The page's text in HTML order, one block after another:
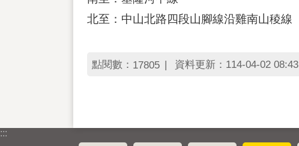
北至：中山北路四段山腳線沿雞南山稜線
點閱數： 17805 資料更新：114-04-02 08:43
:::